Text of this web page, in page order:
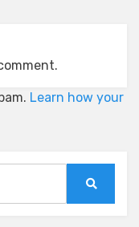
Learn how your